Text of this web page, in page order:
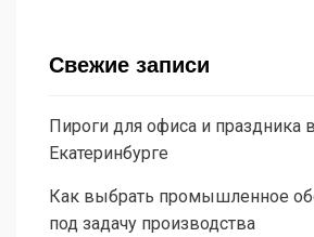
Свежие записи
Пироги для офиса и праздника в
Екатеринбурге
Как выбрать промышленное
под задачу производства